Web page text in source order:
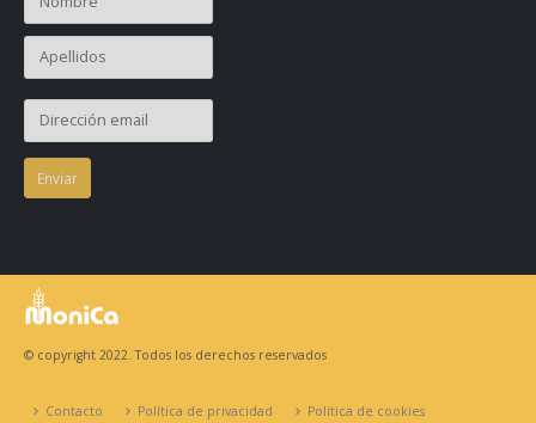
© copyright 2022. Todos los derechos reservados
Contacto Política de privacidad Política de cookies